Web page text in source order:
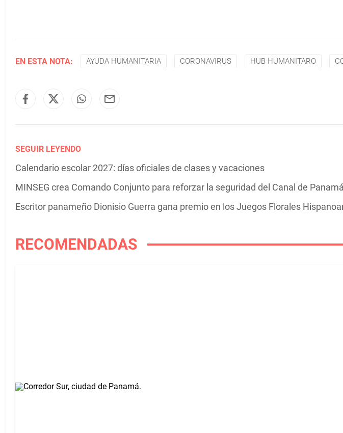
EN ESTA NOTA: AYUDA HUMANITARIA CORONAVIRUS HUB HUMANITARO
SEGUIR LEYENDO
Calendario escolar 2027: días oficiales de clases y vacaciones
MINSEG crea Comando Conjunto para reforzar la seguridad del Canal de Panamá
Escritor panameño Dionisio Guerra gana premio en los Juegos Florales
RECOMENDADAS